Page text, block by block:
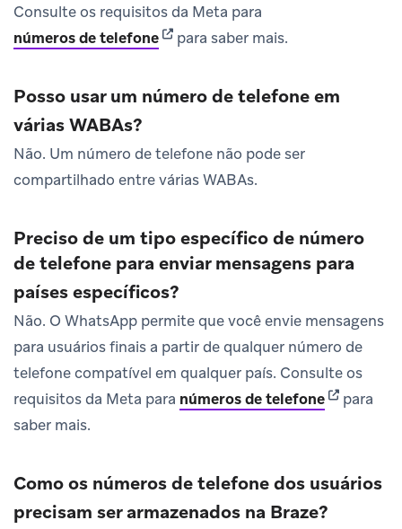
Consulte os requisitos da Meta para
números de telefone(opens in new tab)
para saber mais.
Posso usar um número de telefone em
várias WABAs?
Não. Um número de telefone não pode ser
compartilhado entre várias WABAs.
Preciso de um tipo específico de número
de telefone para enviar mensagens para
países específicos?
Não. O WhatsApp permite que você envie mensagens
para usuários finais a partir de qualquer número de
telefone compatível em qualquer país. Consulte os
requisitos da Meta para números de telefone(opens in
para
saber mais.
Como os números de telefone dos usuários
precisam ser armazenados na Braze?